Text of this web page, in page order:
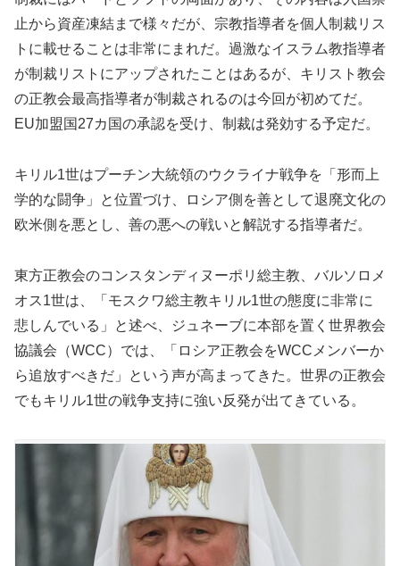
止から資産凍結まで様々だが、宗教指導者を個人制裁リス
トに載せることは非常にまれだ。過激なイスラム教指導者
が制裁リストにアップされたことはあるが、キリスト教会
の正教会最高指導者が制裁されるのは今回が初めてだ。
EU加盟国27カ国の承認を受け、制裁は発効する予定だ。
キリル1世はプーチン大統領のウクライナ戦争を「形而上
学的な闘争」と位置づけ、ロシア側を善として退廃文化の
欧米側を悪とし、善の悪への戦いと解説する指導者だ。
東方正教会のコンスタンディヌーポリ総主教、バルソロメ
オス1世は、「モスクワ総主教キリル1世の態度に非常に
悲しんでいる」と述べ、ジュネーブに本部を置く世界教会
協議会（WCC）では、「ロシア正教会をWCCメンバーか
ら追放すべきだ」という声が高まってきた。世界の正教会
でもキリル1世の戦争支持に強い反発が出てきている。